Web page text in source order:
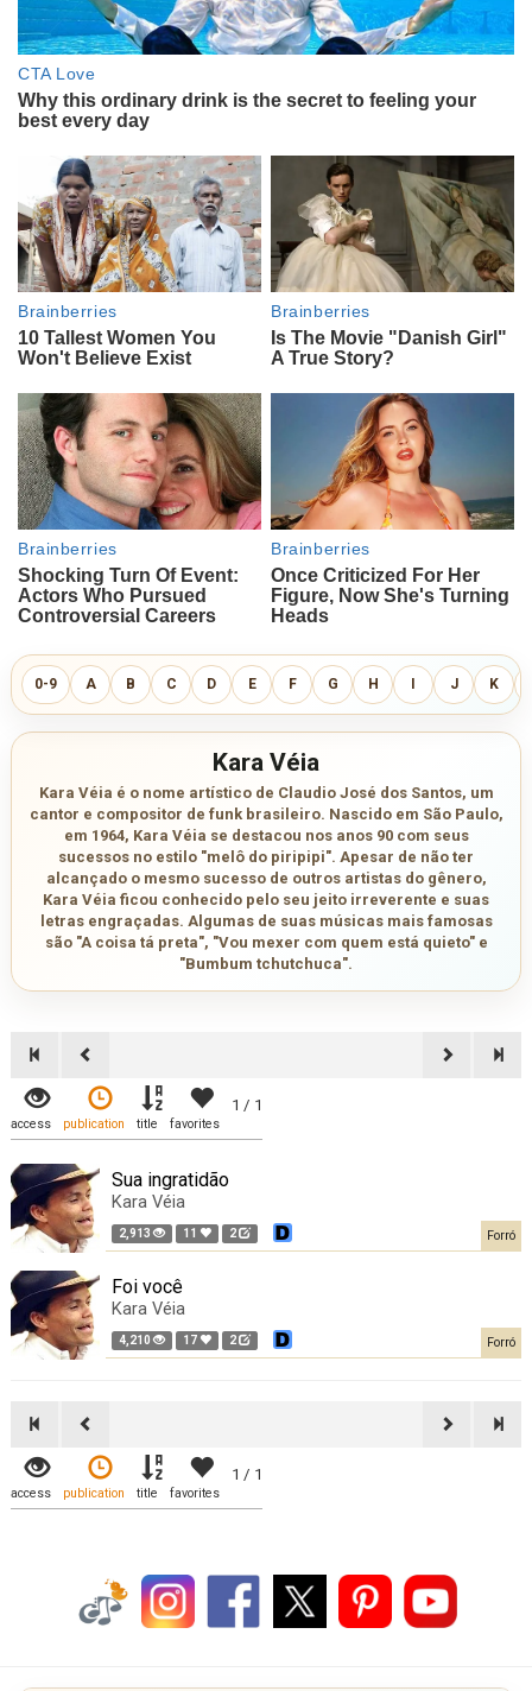
0-9 A B C D E F G H I J K
Kara Véia
Kara Véia é o nome artístico de Claudio José dos Santos, um
cantor e compositor de funk brasileiro. Nascido em São Paulo,
em 1964, Kara Véia se destacou nos anos 90 com seus
sucessos no estilo "melô do piripipi". Apesar de não ter
alcançado o mesmo sucesso de outros artistas do gênero,
Kara Véia ficou conhecido pelo seu jeito irreverente e suas
letras engraçadas. Algumas de suas músicas mais famosas
são "A coisa tá preta", "Vou mexer com quem está quieto" e
"Bumbum tchutchuca".
1 / 1
access publication title favorites
Sua ingratidão
Kara Véia
2,913 11 2 Forró
Foi você
Kara Véia
4,210 17 2 Forró
1 / 1
access publication title favorites